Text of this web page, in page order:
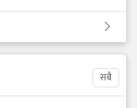
सबै